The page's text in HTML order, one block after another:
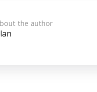
the author